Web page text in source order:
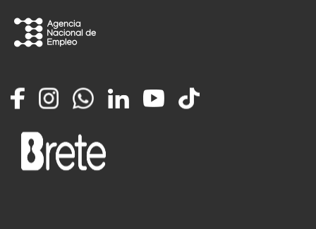
FacebookInstagramWhatsappLinkedInYouTube
TikTok